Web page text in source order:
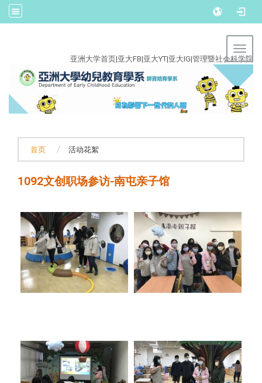
亚洲大学首页|亚大FB|亚大YT|亚大IG|管理暨社会科学院
首页 活动花絮
1092文创职场参访-南屯亲子馆